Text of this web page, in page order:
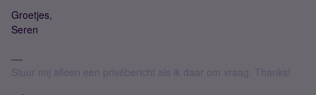
Groetjes,
Seren
Stuur mij alleen een privébericht als ik daar om vraag. Thanks!